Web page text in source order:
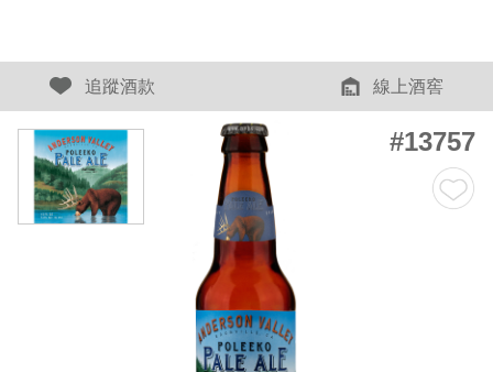
追蹤酒款 線上酒窖
#13757